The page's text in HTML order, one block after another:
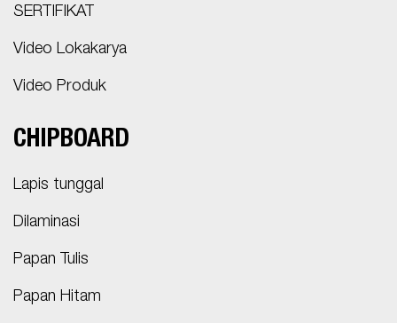
SERTIFIKAT
Video Lokakarya
Video Produk
CHIPBOARD
Lapis tunggal
Dilaminasi
Papan Tulis
Papan Hitam